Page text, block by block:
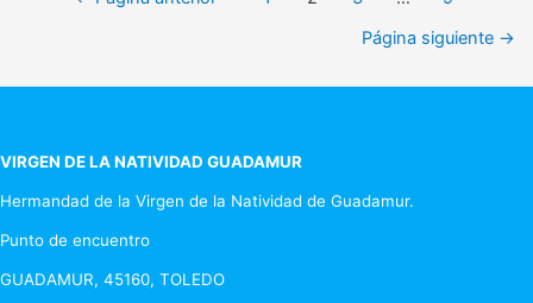
VIRGEN
23
Página siguiente →
VIRGEN DE LA NATIVIDAD GUADAMUR
Hermandad de la Virgen de la Natividad de Guadamur.
Punto de encuentro
GUADAMUR, 45160, TOLEDO